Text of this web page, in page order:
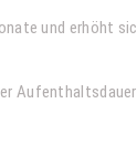
und erhöht